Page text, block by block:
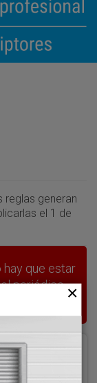
reglas generan
el 1 de
hay que estar
periódico
España.